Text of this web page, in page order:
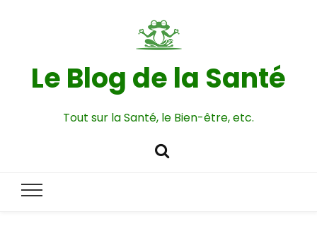
Le Blog de la Santé
Tout sur la Santé, le Bien-être, etc.